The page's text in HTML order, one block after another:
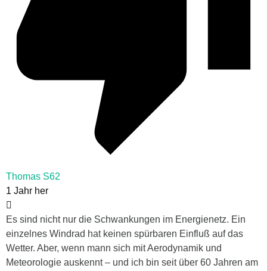
Thomas S62
1 Jahr her
Es sind nicht nur die Schwankungen im Energienetz. Ein
einzelnes Windrad hat keinen spürbaren Einfluß auf das
Wetter. Aber, wenn mann sich mit Aerodynamik und
Meteorologie auskennt – und ich bin seit über 60 Jahren am